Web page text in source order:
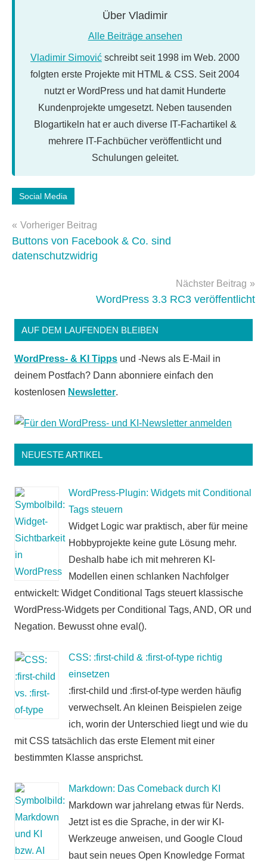
Über Vladimir
Alle Beiträge ansehen
Vladimir Simović schreibt seit 1998 im Web. 2000
folgten erste Projekte mit HTML & CSS. Seit 2004
nutzt er WordPress und hat damit Hunderte
Kundenprojekte umgesetzt. Neben tausenden
Blogartikeln hat er auch diverse IT-Fachartikel &
mehrere IT-Fachbücher veröffentlicht und
Schulungen geleitet.
Schlagwörter:
google,
youtube
Social Media
Beitragsnavigation
Vorheriger Beitrag
Buttons von Facebook & Co. sind
datenschutzwidrig
Nächster Beitrag
WordPress 3.3 RC3 veröffentlicht
AUF DEM LAUFENDEN BLEIBEN
WordPress- & KI Tipps und -News als E-Mail in
deinem Postfach? Dann abonniere einfach den
kostenlosen Newsletter.
NEUESTE ARTIKEL
WordPress-Plugin: Widgets mit Conditional
Tags steuern
Widget Logic war praktisch, aber für meine
Hobbyprojekte keine gute Lösung mehr.
Deshalb habe ich mit mehreren KI-
Modellen einen schlanken Nachfolger
entwickelt: Widget Conditional Tags steuert klassische
WordPress-Widgets per Conditional Tags, AND, OR und
Negation. Bewusst ohne eval().
CSS: :first-child & :first-of-type richtig
einsetzen
:first-child und :first-of-type werden häufig
verwechselt. An kleinen Beispielen zeige
ich, worin der Unterschied liegt und wie du
mit CSS tatsächlich das erste Element mit einer
bestimmten Klasse ansprichst.
Markdown: Das Comeback durch KI
Markdown war jahrelang etwas für Nerds.
Jetzt ist es die Sprache, in der wir KI-
Werkzeuge anweisen, und Google Cloud
baut sein neues Open Knowledge Format